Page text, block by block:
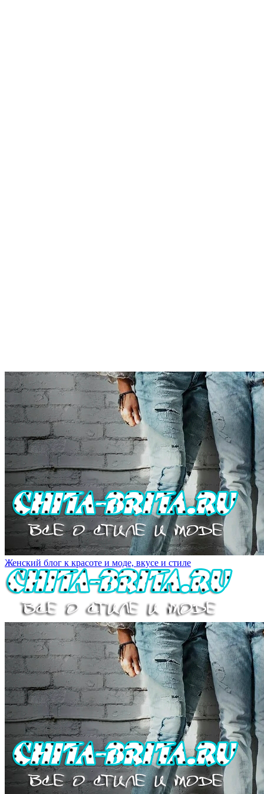
Женский блог к красоте и моде, вкусе и стиле